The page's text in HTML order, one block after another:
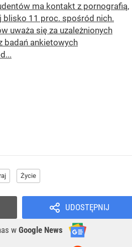
ma kontakt z pornografią,
blisko 11 proc. spośród nich.
uważa się za uzależnionych
badań ankietowych
Życie
UDOSTĘPNIJ
w Google News